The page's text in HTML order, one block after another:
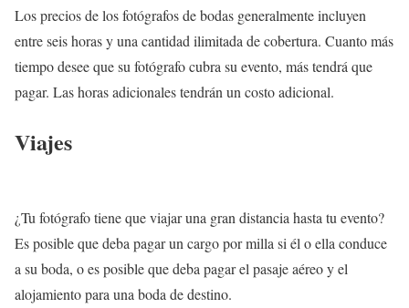
Los precios de los fotógrafos de bodas generalmente incluyen
entre seis horas y una cantidad ilimitada de cobertura. Cuanto más
tiempo desee que su fotógrafo cubra su evento, más tendrá que
pagar. Las horas adicionales tendrán un costo adicional.
Viajes
¿Tu fotógrafo tiene que viajar una gran distancia hasta tu evento?
Es posible que deba pagar un cargo por milla si él o ella conduce
a su boda, o es posible que deba pagar el pasaje aéreo y el
alojamiento para una boda de destino.